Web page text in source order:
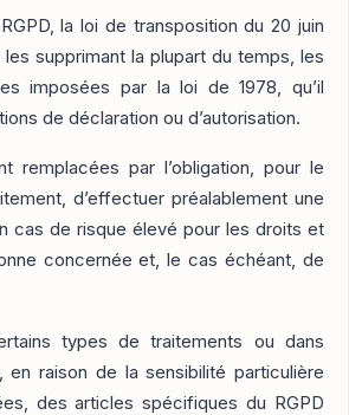
la loi de transposition du 20 juin
les supprimant la plupart du temps, les
imposées par la loi de 1978, qu’il
de déclaration ou d’autorisation.
remplacées par l’obligation, pour le
d’effectuer préalablement une
cas de risque élevé pour les droits et
concernée et, le cas échéant, de
types de traitements ou dans
en raison de la sensibilité particulière
des articles spécifiques du RGPD